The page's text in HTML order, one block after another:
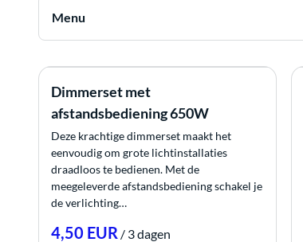
Bruiloft
Spellen
Stroom
Reiniging
voordeelpakketten
Menu
Tenten
Tafels & Stoelen
Verlichting
Geluid
Verwarming
Catering
Dimmerset met
afstandsbediening 650W
Deze krachtige dimmerset maakt het
eenvoudig om grote lichtinstallaties
draadloos te bedienen. Met de
meegeleverde afstandsbediening schakel je
de verlichting…
/